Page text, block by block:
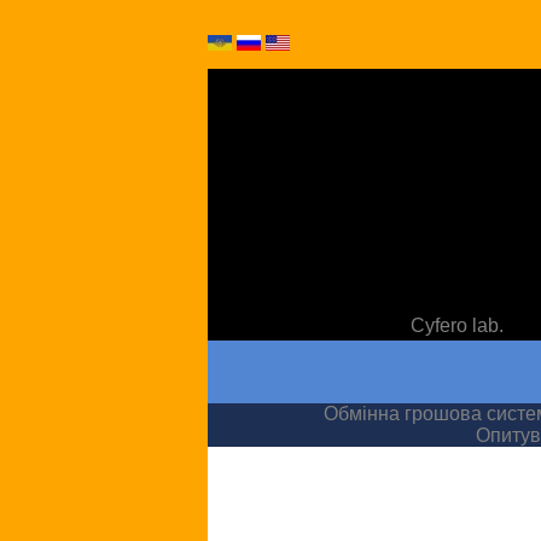
Cyfero lab.
Обмінна грошова